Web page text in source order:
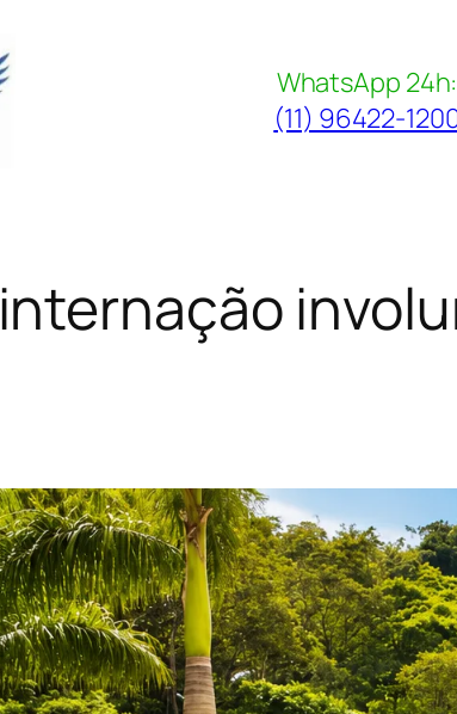
WhatsApp 24h:
(11) 96422-
internação